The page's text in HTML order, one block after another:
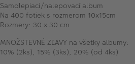
Samolepiaci/nalepovací album
Na 400 fotiek s rozmerom 10x15cm
Rozmery: 30 x 30 cm
MNOŽSTEVNÉ ZĽAVY na všetky albumy:
10% (2ks), 15% (3ks), 20% (od 4ks)